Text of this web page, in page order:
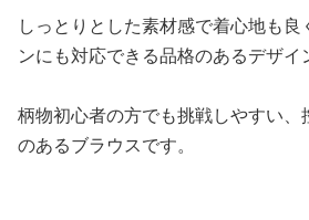
しっとりとした素材感で着心地も
ンにも対応できる品格のあるデザイ
柄物初心者の方でも挑戦しやすい
のあるブラウスです。